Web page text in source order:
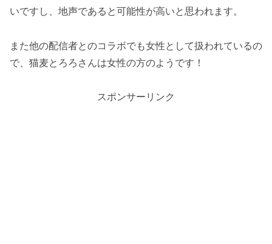
いですし、地声であると可能性が高いと思われます。
また他の配信者とのコラボでも女性として扱われているの
で、猫麦とろろさんは女性の方のようです！
スポンサーリンク